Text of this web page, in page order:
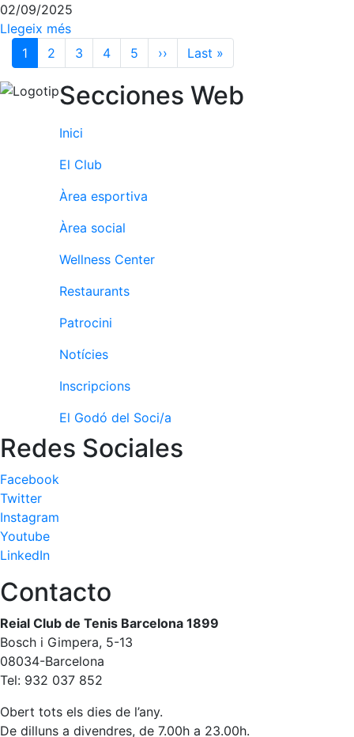
02/09/2025
Llegeix més
Paginació
1 2 3 4 5 ›› Pàgina següent
Last »
Secciones Web
Inici
El Club
Àrea esportiva
Àrea social
Wellness Center
Restaurants
Patrocini
Notícies
Inscripcions
El Godó del Soci/a
Redes Sociales
Facebook
Twitter
Instagram
Youtube
LinkedIn
Contacto
Reial Club de Tenis Barcelona 1899
Bosch i Gimpera, 5-13
08034-Barcelona
Tel: 932 037 852
Obert tots els dies de l’any.
De dilluns a divendres, de 7.00h a 23.00h.